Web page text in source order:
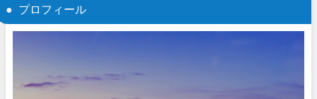
プロフィール